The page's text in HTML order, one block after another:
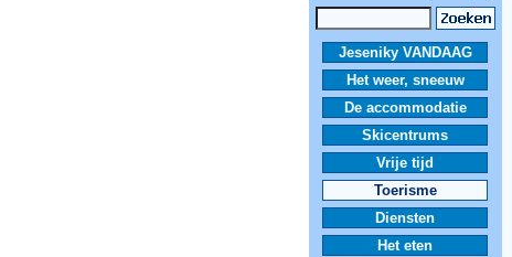
Jeseniky VANDAAG
Het weer, sneeuw
De accommodatie
Skicentrums
Vrije tijd
Toerisme
Diensten
Het eten